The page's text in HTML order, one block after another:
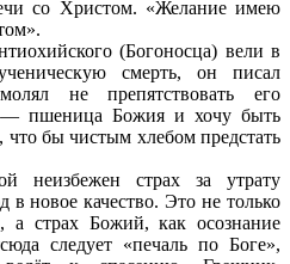
со Христом. «Желание имею
(Богоносца) вели в
смерть, он писал
не препятствовать его
— пшеница Божия и хочу быть
что бы чистым хлебом предстать
неизбежен страх за утрату
новое качество. Это не только
а страх Божий, как осознание
следует «печаль по Боге»,